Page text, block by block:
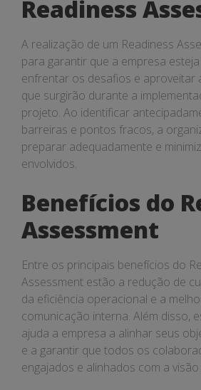
Readiness
A realização de um Readiness
para garantir que a empresa
enfrentar os desafios e aproveitar
que surgirão durante a
projeto. Ao identificar
barreiras e pontos fracos, a
preparar adequadamente e
envolvidos.
Benefícios do
Assessment
Entre os principais benefícios do
Assessment estão a redução de
da eficiência operacional e a
comunicação interna. Além disso,
ajuda a empresa a alinhar seus
e a garantir que todos os
engajados e alinhados com a